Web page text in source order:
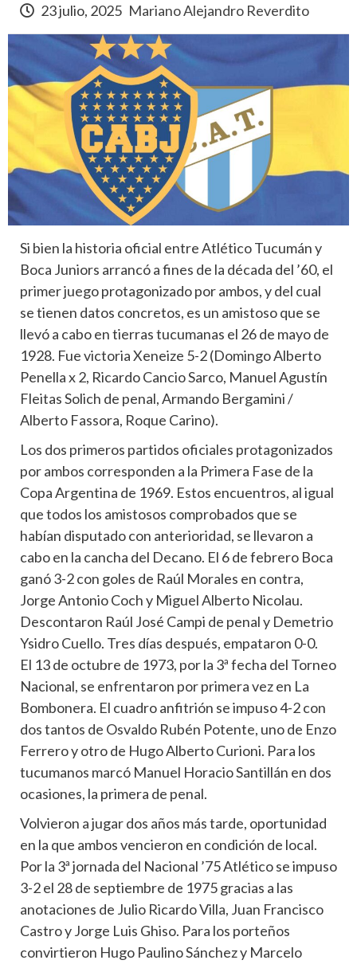
23 julio, 2025 Mariano Alejandro Reverdito
Si bien la historia oficial entre Atlético Tucumán y
Boca Juniors arrancó a fines de la década del ’60, el
primer juego protagonizado por ambos, y del cual
se tienen datos concretos, es un amistoso que se
llevó a cabo en tierras tucumanas el 26 de mayo de
1928. Fue victoria Xeneize 5-2 (Domingo Alberto
Penella x 2, Ricardo Cancio Sarco, Manuel Agustín
Fleitas Solich de penal, Armando Bergamini /
Alberto Fassora, Roque Carino).
Los dos primeros partidos oficiales protagonizados
por ambos corresponden a la Primera Fase de la
Copa Argentina de 1969. Estos encuentros, al igual
que todos los amistosos comprobados que se
habían disputado con anterioridad, se llevaron a
cabo en la cancha del Decano. El 6 de febrero Boca
ganó 3-2 con goles de Raúl Morales en contra,
Jorge Antonio Coch y Miguel Alberto Nicolau.
Descontaron Raúl José Campi de penal y Demetrio
Ysidro Cuello. Tres días después, empataron 0-0.
El 13 de octubre de 1973, por la 3ª fecha del Torneo
Nacional, se enfrentaron por primera vez en La
Bombonera. El cuadro anfitrión se impuso 4-2 con
dos tantos de Osvaldo Rubén Potente, uno de Enzo
Ferrero y otro de Hugo Alberto Curioni. Para los
tucumanos marcó Manuel Horacio Santillán en dos
ocasiones, la primera de penal.
Volvieron a jugar dos años más tarde, oportunidad
en la que ambos vencieron en condición de local.
Por la 3ª jornada del Nacional ’75 Atlético se impuso
3-2 el 28 de septiembre de 1975 gracias a las
anotaciones de Julio Ricardo Villa, Juan Francisco
Castro y Jorge Luis Ghiso. Para los porteños
convirtieron Hugo Paulino Sánchez y Marcelo